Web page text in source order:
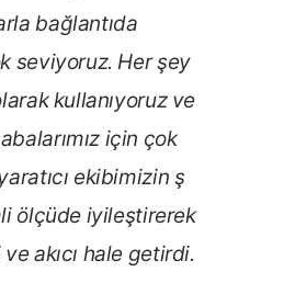
bağlantıda
seviyoruz. Her şey
kullanıyoruz ve
için çok
ekibimizin ş
ölçüde iyileştirerek
akıcı hale getirdi.